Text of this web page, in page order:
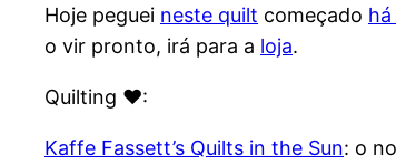
Hoje peguei neste quilt começado há
o vir pronto, irá para a loja.
Quilting ♥:
Kaffe Fassett’s Quilts in the Sun: o